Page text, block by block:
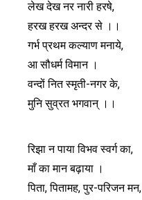
लेख देख नर नारी हरषे,
हरख हरख अन्दर से ।।
गर्भ प्रथम कल्याण मनाये,
आ सौधर्म विमान ।
वन्दों नित स्मृती-नगर के,
मुनि सुव्रत भगवान् ।।
रिझा न पाया विभव स्वर्ग का,
माँ का मान बढ़ाया ।
पिता, पितामह, पुर-परिजन मन,